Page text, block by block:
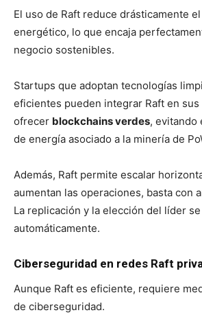
El uso de Raft reduce drásticamente
energético, lo que encaja
negocio sostenibles.
Startups que adoptan tecnologías
eficientes pueden integrar Raft en sus
ofrecer blockchains verdes, evitando
de energía asociado a la minería de
Además, Raft permite escalar
aumentan las operaciones, basta con
La replicación y la elección del líder
automáticamente.
Ciberseguridad en redes Raft
Aunque Raft es eficiente, requiere
de ciberseguridad.